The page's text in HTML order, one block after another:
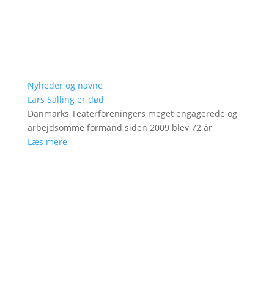
Nyheder og navne
Lars Salling er død
Danmarks Teaterforeningers meget engagerede og
arbejdsomme formand siden 2009 blev 72 år
Læs mere